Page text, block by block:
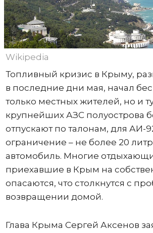
Wikipedia
Топливный кризис в Крыму,
в последние дни мая, начал
только местных жителей, но и
крупнейших АЗС полуострова
отпускают по талонам, для АИ-
ограничение – не более 20
автомобиль. Многие
приехавшие в Крым на
опасаются, что столкнутся с
возвращении домой.
Глава Крыма Сергей Аксенов